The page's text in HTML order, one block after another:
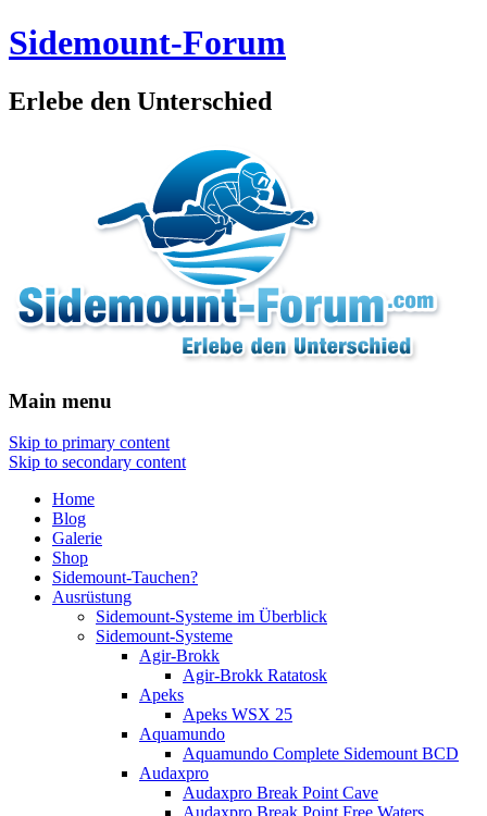
Sidemount-Forum
Erlebe den Unterschied
Main menu
Skip to primary content
Skip to secondary content
Home
Blog
Galerie
Shop
Sidemount-Tauchen?
Ausrüstung
Sidemount-Systeme im Überblick
Sidemount-Systeme
Agir-Brokk
Agir-Brokk Ratatosk
Apeks
Apeks WSX 25
Aquamundo
Aquamundo Complete Sidemount BCD
Audaxpro
Audaxpro Break Point Cave